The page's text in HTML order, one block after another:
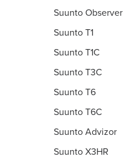
Suunto Observer
Suunto T1
Suunto T1C
Suunto T3C
Suunto T6
Suunto T6C
Suunto Advizor
Suunto X3HR